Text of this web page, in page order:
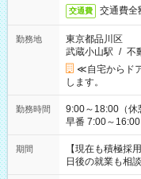
交通費 交通費全
勤務地
東京都品川区
武蔵小山駅 / 不
≪自宅からド
します。
勤務時間
9:00～18:00（休憩60分） ■ご希望があれ
早番 7:00～16:00 遅番
い」 「余裕を持
たくない」 など、ご
の方へ 今ご覧の
の勤務時間。 合
期間
【現在も積極
日後の就業も相